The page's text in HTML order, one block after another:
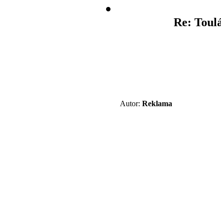
Autor: Reklama
Re: